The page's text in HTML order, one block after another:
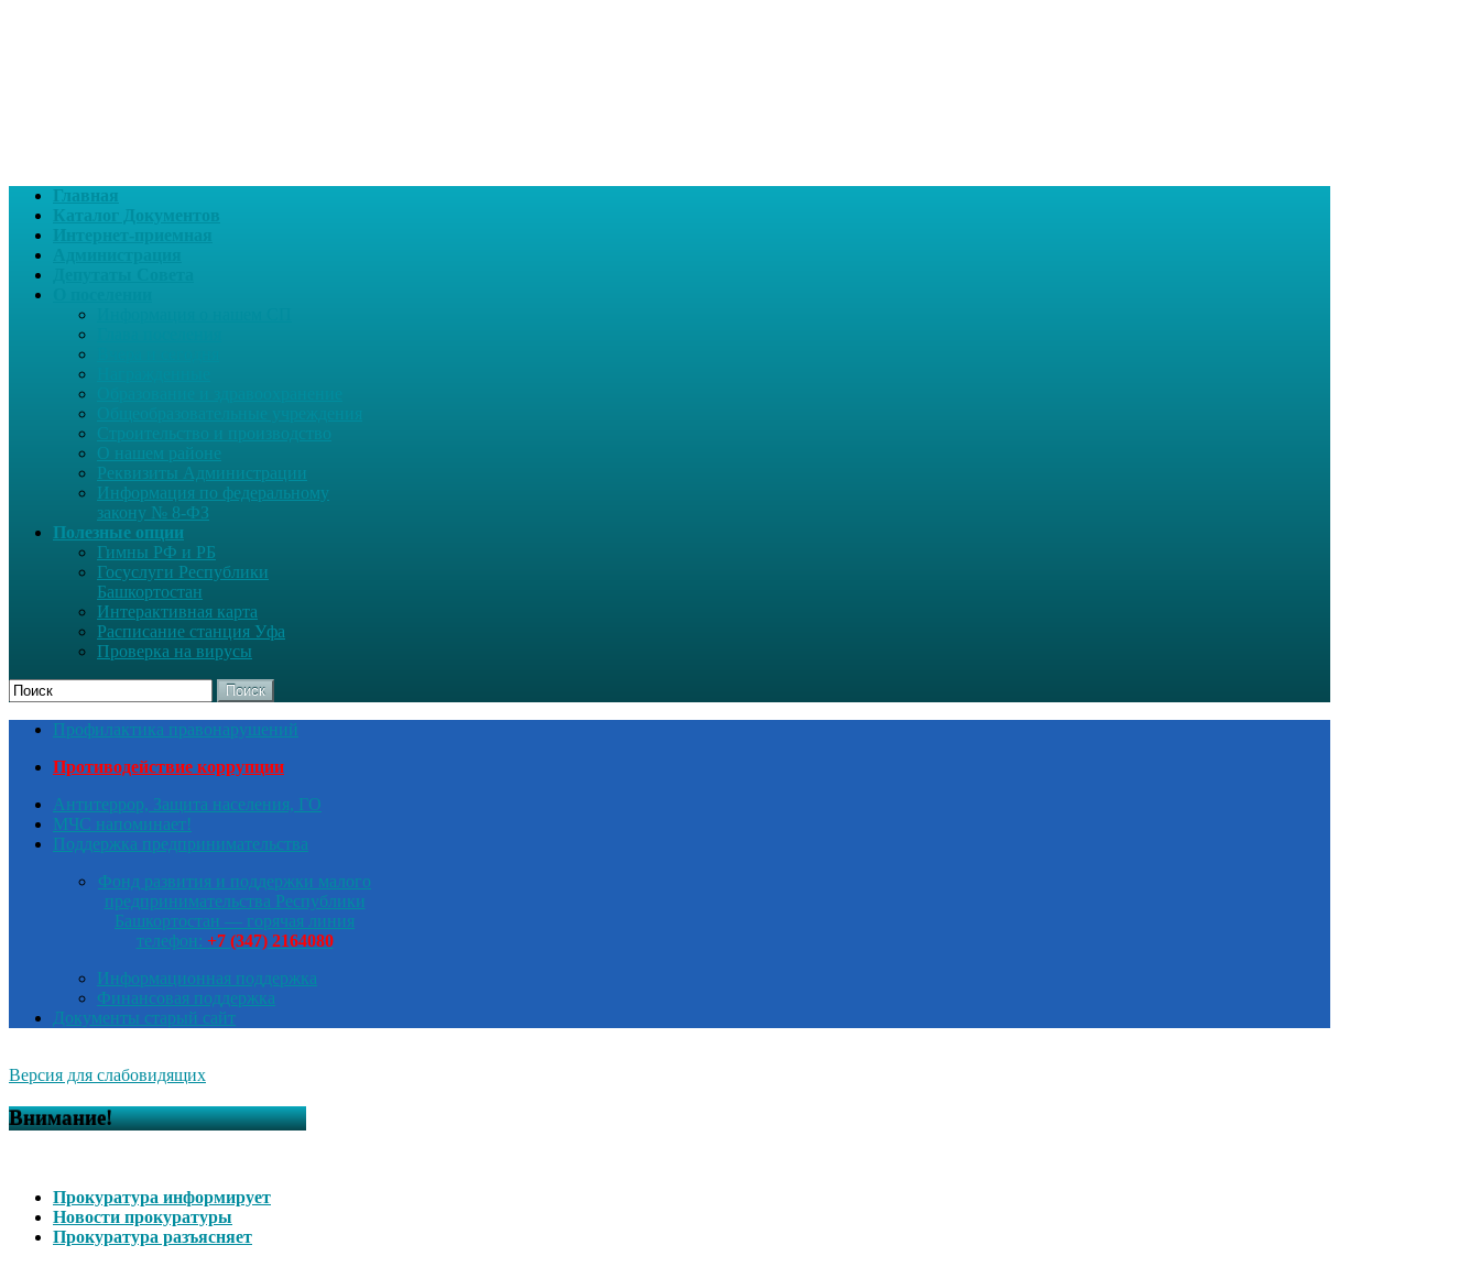
Главная
Каталог Документов
О нашем районе
Реквизиты Администрации
Информация по федеральному
закону № 8-ФЗ
Полезные опции
Гимны РФ и РБ
Госуслуги Республики
Башкортостан
Интерактивная карта
Расписание станция Уфа
Проверка на вирусы
Поиск
Профилактика правонарушений
Противодействие коррупции
Антитеррор, Защита населения, ГО
МЧС напоминает!
Поддержка предпринимательства
Фонд развития и поддержки малого
предпринимательства Республики
Башкортостан — горячая линия
телефон: +7 (347) 2164080
Информационная поддержка
Финансовая поддержка
Документы старый сайт
Версия для слабовидящих
Внимание!
Прокуратура информирует
Новости прокуратуры
Прокуратура разъясняет